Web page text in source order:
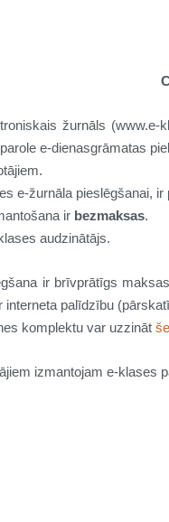
žurnāls
e-dienasgrāmatas
e-žurnāla pieslēgšanai,
ir bezmaksas.
audzinātājs.
ir brīvprātīgs
palīdzību
komplektu var uzzināt
izmantojam e-klases